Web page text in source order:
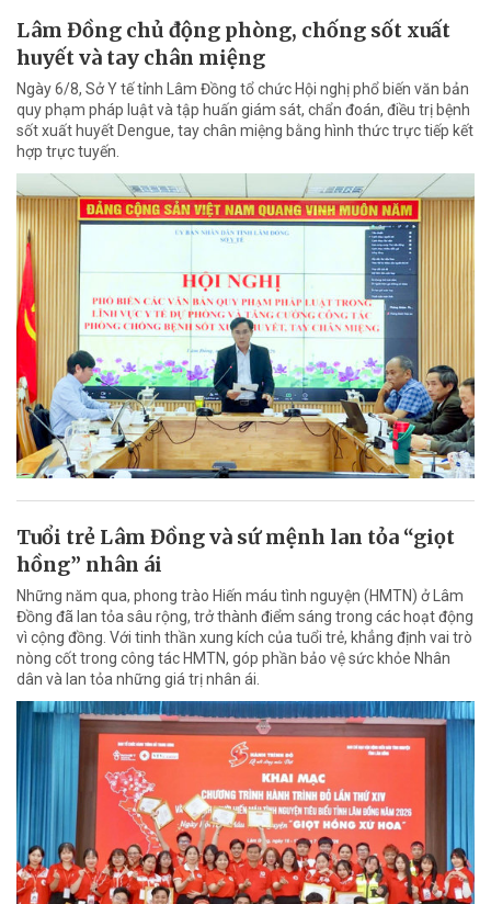
Lâm Đồng chủ động phòng, chống sốt xuất
huyết và tay chân miệng
Ngày 6/8, Sở Y tế tỉnh Lâm Đồng tổ chức Hội nghị phổ biến văn bản
quy phạm pháp luật và tập huấn giám sát, chẩn đoán, điều trị bệnh
sốt xuất huyết Dengue, tay chân miệng bằng hình thức trực tiếp kết
hợp trực tuyến.
Tuổi trẻ Lâm Đồng và sứ mệnh lan tỏa “giọt
hồng” nhân ái
Những năm qua, phong trào Hiến máu tình nguyện (HMTN) ở Lâm
Đồng đã lan tỏa sâu rộng, trở thành điểm sáng trong các hoạt động
vì cộng đồng. Với tinh thần xung kích của tuổi trẻ, khẳng định vai trò
nòng cốt trong công tác HMTN, góp phần bảo vệ sức khỏe Nhân
dân và lan tỏa những giá trị nhân ái.